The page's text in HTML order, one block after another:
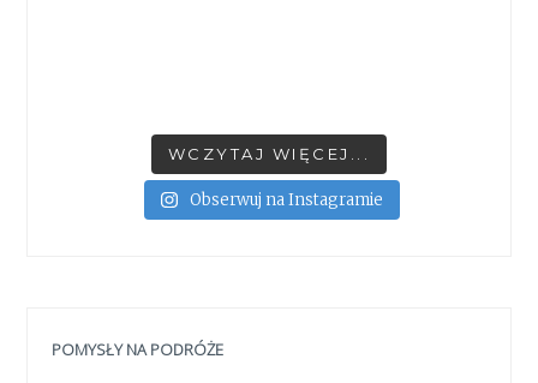
WCZYTAJ WIĘCEJ...
Obserwuj na Instagramie
POMYSŁY NA PODRÓŻE